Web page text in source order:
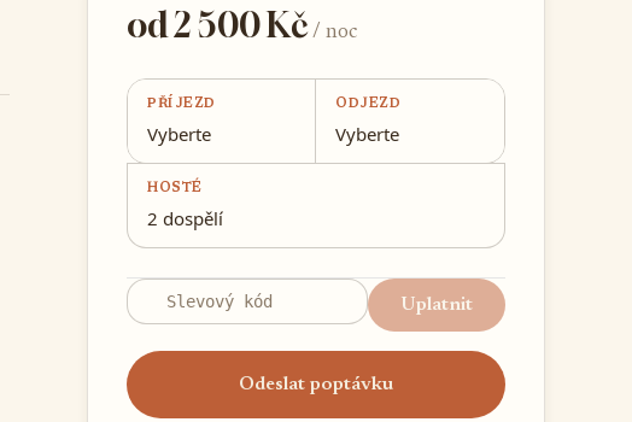
od 2 500 Kč/ noc
PŘÍJEZD
Vyberte
ODJEZD
Vyberte
HOSTÉ
2 dospělí
Uplatnit
Odeslat poptávku